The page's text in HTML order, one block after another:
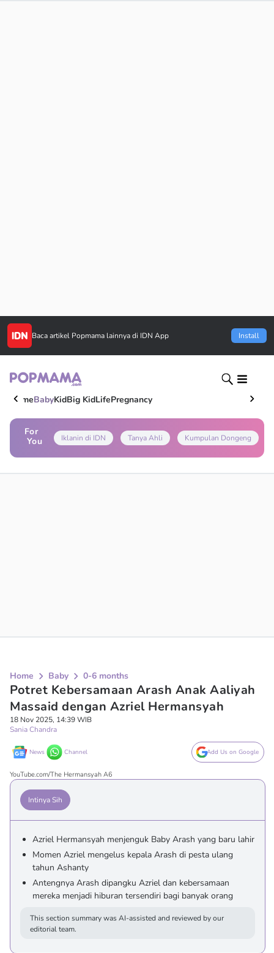
Baca artikel Popmama lainnya di IDN App Install
HomeBabyKidBig KidLifePregnancy
For
You
Iklanin di IDN Tanya Ahli Kumpulan Dongeng
Home Baby 0-6 months
Potret Kebersamaan Arash Anak Aaliyah
Massaid dengan Azriel Hermansyah
18 Nov 2025, 14:39 WIB
Sania Chandra
News Channel Add Us on Google
YouTube.com/The Hermansyah A6
Intinya Sih
Azriel Hermansyah menjenguk Baby Arash yang baru lahir
Momen Azriel mengelus kepala Arash di pesta ulang
tahun Ashanty
Antengnya Arash dipangku Azriel dan kebersamaan
mereka menjadi hiburan tersendiri bagi banyak orang
This section summary was AI-assisted and reviewed by our
editorial team.